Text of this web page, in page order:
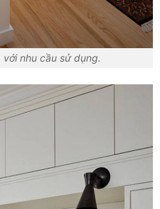
nhu cầu sử dụng.